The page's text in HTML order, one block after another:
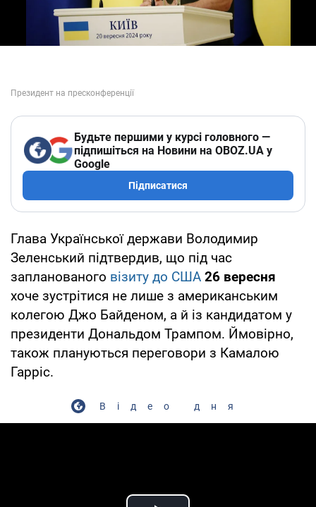
Будьте першими у курсі головного —
підпишіться на Новини на OBOZ.UA у
Google
Підписатися
Глава Української держави Володимир
Зеленський підтвердив, що під час
запланованого візиту до США 26 вересня
хоче зустрітися не лише з американським
колегою Джо Байденом, а й із кандидатом у
президенти Дональдом Трампом. Ймовірно,
також плануються переговори з Камалою
Гарріс.
Відео дня